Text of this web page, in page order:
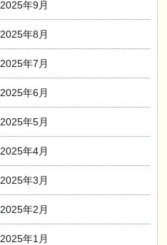
2025年9月
2025年8月
2025年7月
2025年6月
2025年5月
2025年4月
2025年3月
2025年2月
2025年1月